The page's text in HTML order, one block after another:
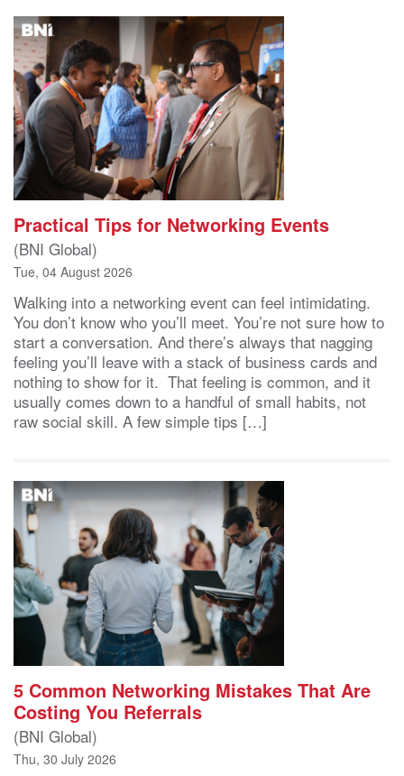
Practical Tips for Networking Events
(BNI Global)
Tue, 04 August 2026
Walking into a networking event can feel intimidating.
You don’t know who you’ll meet. You’re not sure how to
start a conversation. And there’s always that nagging
feeling you’ll leave with a stack of business cards and
nothing to show for it. That feeling is common, and it
usually comes down to a handful of small habits, not
raw social skill. A few simple tips […]
5 Common Networking Mistakes That Are
Costing You Referrals
(BNI Global)
Thu, 30 July 2026